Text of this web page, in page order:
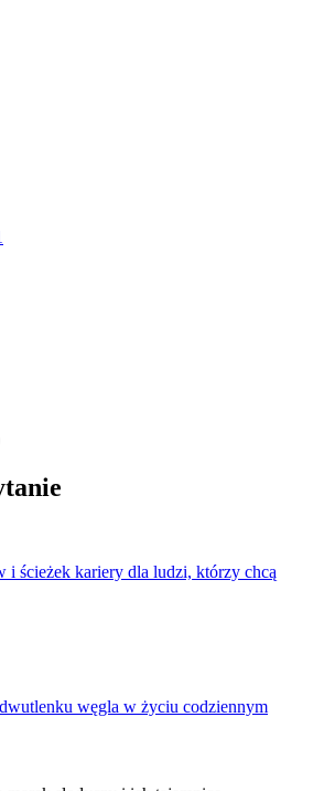
i ścieżek kariery dla ludzi, którzy chcą
węgla w życiu codziennym